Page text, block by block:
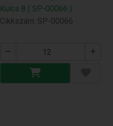
Kulcs 8 ( SP-00066 )
Cikkszám: SP-00066